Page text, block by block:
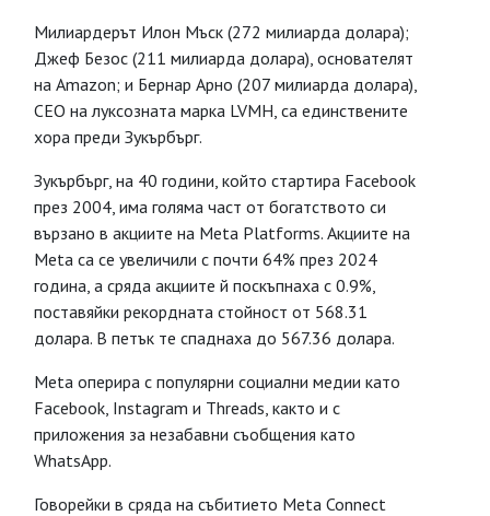
Милиардерът Илон Мъск (272 милиарда долара);
Джеф Безос (211 милиарда долара), основателят
на Amazon; и Бернар Арно (207 милиарда долара),
CEO на луксозната марка LVMH, са единствените
хора преди Зукърбърг.
Зукърбърг, на 40 години, който стартира Facebook
през 2004, има голяма част от богатството си
вързано в акциите на Meta Platforms. Акциите на
Meta са се увеличили с почти 64% през 2024
година, а сряда акциите й поскъпнаха с 0.9%,
поставяйки рекордната стойност от 568.31
долара. В петък те спаднаха до 567.36 долара.
Meta оперира с популярни социални медии като
Facebook, Instagram и Threads, както и с
приложения за незабавни съобщения като
WhatsApp.
Говорейки в сряда на събитието Meta Connect